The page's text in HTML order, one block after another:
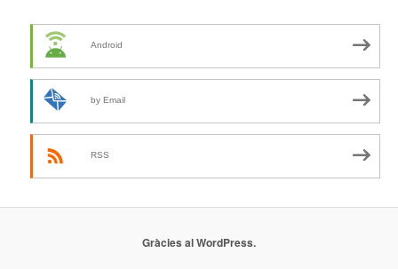
Android
by Email
RSS
Gràcies al WordPress.